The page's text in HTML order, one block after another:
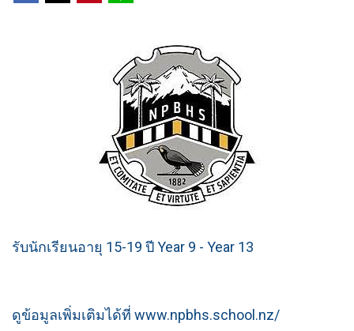
รับนักเรียนอายุ 15-19 ปี Year 9 - Year 13
ดูข้อมูลเพิ่มเติมได้ที่ www.npbhs.school.nz/